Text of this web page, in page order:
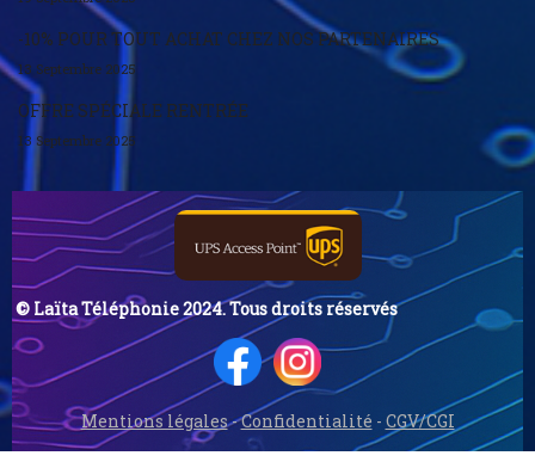
-10% POUR TOUT ACHAT CHEZ NOS PARTENAIRES
13 Septembre 2025
OFFRE SPÉCIALE RENTRÉE
13 Septembre 2025
© Laïta Téléphonie 2024. Tous droits réservés
Mentions légales-Confidentialité - CGV/CGI